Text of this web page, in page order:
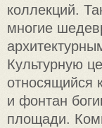
коллекций.
многие
Культурную
относящийся
и фонтан
площади.